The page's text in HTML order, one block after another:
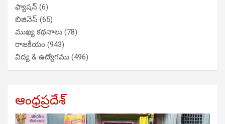
ఫ్యాషన్ (6)
బిజినెస్ (65)
ముఖ్య కథనాలు (78)
రాజకీయం (943)
విద్య & ఉద్యోగము (496)
ఆంధ్రప్రదేశ్